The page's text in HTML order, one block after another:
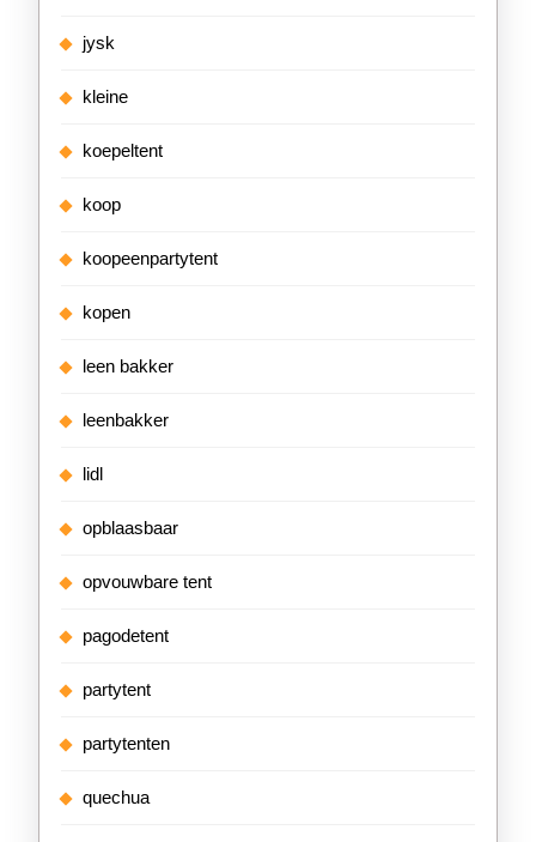
jysk
kleine
koepeltent
koop
koopeenpartytent
kopen
leen bakker
leenbakker
lidl
opblaasbaar
opvouwbare tent
pagodetent
partytent
partytenten
quechua